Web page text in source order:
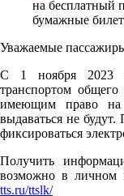
Уважаемые
С 1 ноября 2023
транспортом
имеющим право на
выдаваться не
фиксироваться
Получить
возможно в личном
tts.ru/ttslk/